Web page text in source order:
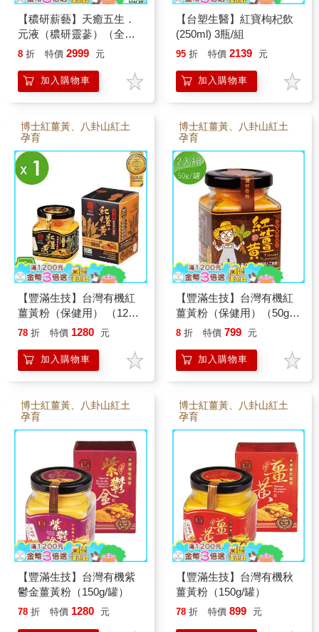
【穠研薪藝】天癒五生．
元液（穠研靈蔘）（全異
麥芽寡糖配方）（750ml/
8 折 特價 2999 元
加入購物車
【台塑生醫】紅寶枸杞飲
(250ml) 3瓶/組
95 折 特價 2139 元
加入購物車
博士紅薑黃、八卦山紅土
孕育
【豐滿生技】台灣有機紅
薑黃粉（保健用） （120g/
罐）
78 折 特價 1280 元
加入購物車
博士紅薑黃、八卦山紅土
孕育
【豐滿生技】台灣有機紅
薑黃粉（保健用）（50g/
罐） 2入組
8 折 特價 799 元
加入購物車
博士紅薑黃、八卦山紅土
孕育
【豐滿生技】台灣有機紫
鬱金薑黃粉（150g/罐）
78 折 特價 1280 元
博士紅薑黃、八卦山紅土
孕育
【豐滿生技】台灣有機秋
薑黃粉（150g/罐）
78 折 特價 899 元